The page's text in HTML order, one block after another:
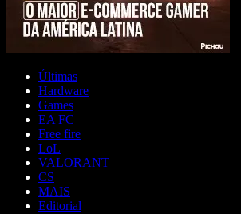
Últimas
Hardware
Games
EA FC
Free fire
LoL
VALORANT
CS
MAIS
Editorial